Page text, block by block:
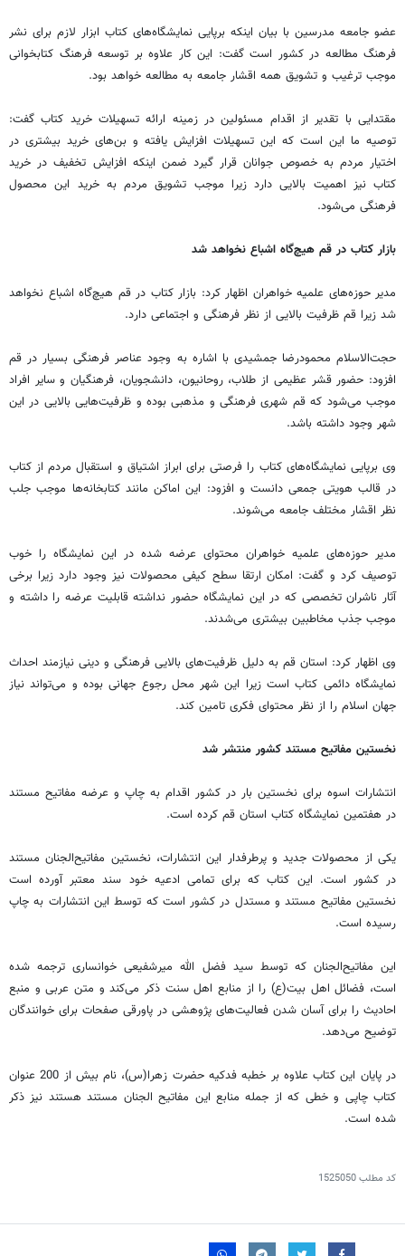
عضو جامعه مدرسین با بیان اینکه برپایی نمایشگاه‌های کتاب ابزار لازم برای نشر
فرهنگ مطالعه در کشور است گفت: این کار علاوه بر توسعه فرهنگ کتابخوانی
موجب ترغیب و تشویق همه اقشار جامعه به مطالعه خواهد بود.
مقتدایی با تقدیر از اقدام مسئولین در زمینه ارائه تسهیلات خرید کتاب گفت:
توصیه ما این است که این تسهیلات افزایش یافته و بن‌های خرید بیشتری در
اختیار مردم به خصوص جوانان قرار گیرد ضمن اینکه افزایش تخفیف در خرید
کتاب نیز اهمیت بالایی دارد زیرا موجب تشویق مردم به خرید این محصول
فرهنگی می‌شود.
بازار کتاب در قم هیچ‌گاه اشباع نخواهد شد
مدیر حوزه‌های علمیه خواهران اظهار کرد: بازار کتاب در قم هیچ‌گاه اشباع نخواهد
شد زیرا قم ظرفیت بالایی از نظر فرهنگی و اجتماعی دارد.
حجت‌الاسلام محمودرضا جمشیدی با اشاره به وجود عناصر فرهنگی بسیار در قم
افزود: حضور قشر عظیمی از طلاب، روحانیون، دانشجویان، فرهنگیان و سایر افراد
موجب می‌شود که قم شهری فرهنگی و مذهبی بوده و ظرفیت‌هایی بالایی در این
شهر وجود داشته باشد.
وی برپایی نمایشگاه‌های کتاب را فرصتی برای ابراز اشتیاق و استقبال مردم از کتاب
در قالب هویتی جمعی دانست و افزود: این اماکن مانند کتابخانه‌ها موجب جلب
نظر اقشار مختلف جامعه می‌شوند.
مدیر حوزه‌های علمیه خواهران محتوای عرضه شده در این نمایشگاه را خوب
توصیف کرد و گفت: امکان ارتقا سطح کیفی محصولات نیز وجود دارد زیرا برخی
آثار ناشران تخصصی که در این نمایشگاه حضور نداشته قابلیت عرضه را داشته و
موجب جذب مخاطبین بیشتری می‌شدند.
وی اظهار کرد: استان قم به دلیل ظرفیت‌های بالایی فرهنگی و دینی نیازمند احداث
نمایشگاه دائمی کتاب است زیرا این شهر محل رجوع جهانی بوده و می‌تواند نیاز
جهان اسلام را از نظر محتوای فکری تامین کند.
نخستین مفاتیح مستند کشور منتشر شد
انتشارات اسوه برای نخستین بار در کشور اقدام به چاپ و عرضه مفاتیح مستند
در هفتمین نمایشگاه کتاب استان قم کرده است.
یکی از محصولات جدید و پرطرفدار این انتشارات، نخستین مفاتیح‌الجنان مستند
در کشور است. این کتاب که برای تمامی ادعیه خود سند معتبر آورده است
نخستین مفاتیح مستند و مستدل در کشور است که توسط این انتشارات به چاپ
رسیده است.
این مفاتیح‌الجنان که توسط سید فضل الله میرشفیعی خوانساری ترجمه شده
است، فضائل اهل بیت(ع) را از منابع اهل سنت ذکر می‌کند و متن عربی و منبع
احادیث را برای آسان شدن فعالیت‌های پژوهشی در پاورقی صفحات برای خوانندگان
توضیح می‌دهد.
در پایان این کتاب علاوه بر خطبه فدکیه حضرت زهرا(س)، نام بیش از 200 عنوان
کتاب چاپی و خطی که از جمله منابع این مفاتیح الجنان مستند هستند نیز ذکر
شده است.
کد مطلب1525050